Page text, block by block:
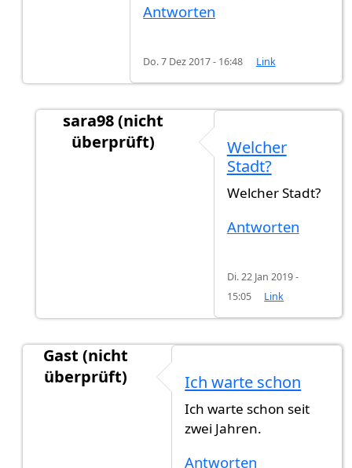
Antworten
Do. 7 Dez 2017 - 16:48 Link
sara98 (nicht
überprüft)
Hallo, bei mir hat es knapp 4
Welcher
Stadt?
Welcher Stadt?
Antworten
Di. 22 Jan 2019 -
15:05
Link
Gast (nicht
überprüft)
Mir wurde gesagt 1 jahr undvon
Ich warte schon
Ich warte schon seit
zwei Jahren.
Antworten